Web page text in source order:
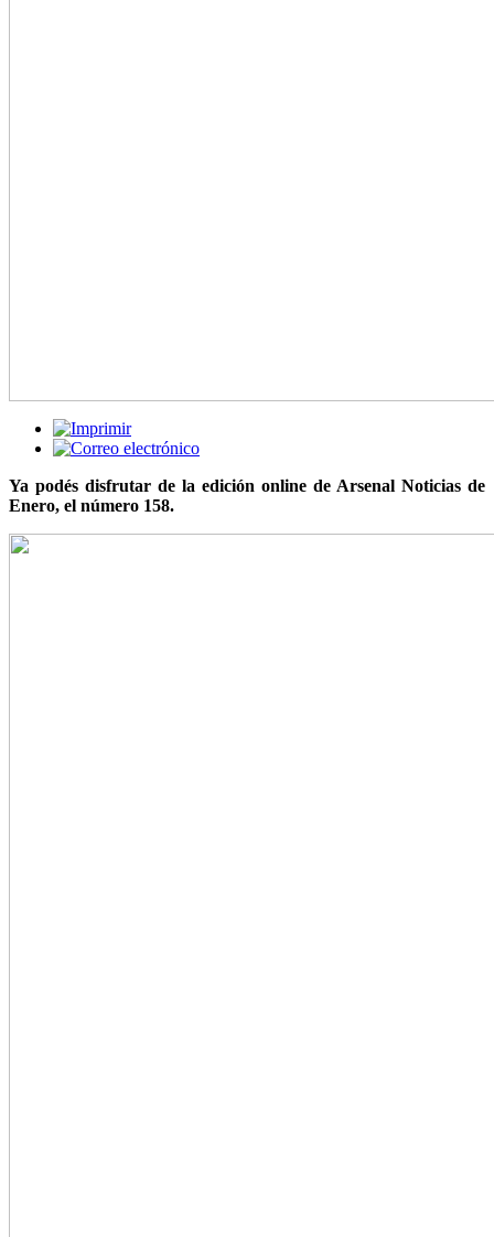
Ya podés disfrutar de la edición online de Arsenal Noticias de
Enero, el número 158.